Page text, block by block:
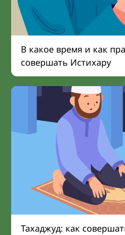
В какое время и как
совершать Истихару
Тахаджуд: как